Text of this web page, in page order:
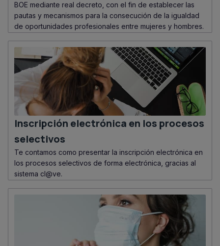
BOE mediante real decreto, con el fin de establecer las
pautas y mecanismos para la consecución de la igualdad
de oportunidades profesionales entre mujeres y hombres.
Inscripción electrónica en los procesos
selectivos
Te contamos como presentar la inscripción electrónica en
los procesos selectivos de forma electrónica, gracias al
sistema cl@ve.